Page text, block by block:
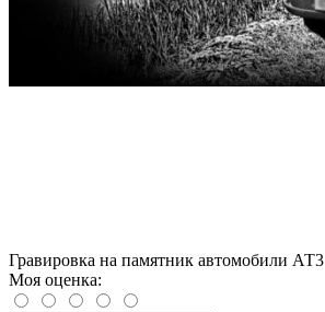
Гравировка на памятник автомобили АТ3
Моя оценка: